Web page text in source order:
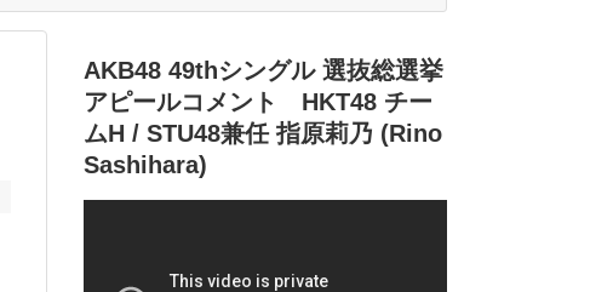
AKB48 49thシングル 選抜総選挙
アピールコメント HKT48 チー
ムH / STU48兼任 指原莉乃 (Rino
Sashihara)